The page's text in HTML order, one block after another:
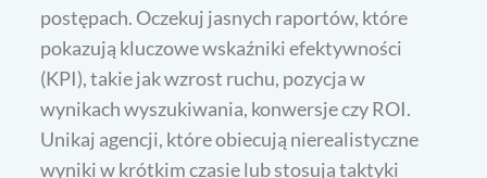
postępach. Oczekuj jasnych raportów, które
pokazują kluczowe wskaźniki efektywności
(KPI), takie jak wzrost ruchu, pozycja w
wynikach wyszukiwania, konwersje czy ROI.
Unikaj agencji, które obiecują nierealistyczne
wyniki w krótkim czasie lub stosują taktyki